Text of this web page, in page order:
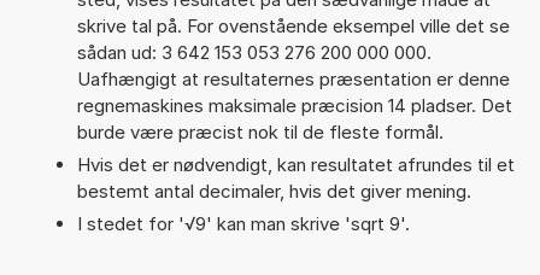
skrive tal på. For ovenstående eksempel ville det se
sådan ud: 3 642 153 053 276 200 000 000.
Uafhængigt at resultaternes præsentation er denne
regnemaskines maksimale præcision 14 pladser. Det
burde være præcist nok til de fleste formål.
Hvis det er nødvendigt, kan resultatet afrundes til et
bestemt antal decimaler, hvis det giver mening.
I stedet for '√9' kan man skrive 'sqrt 9'.